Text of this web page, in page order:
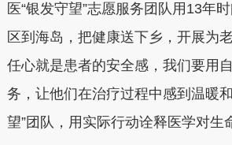
医“银发守望”志愿服务团队用13年
区到海岛，把健康送下乡，开展为
任心就是患者的安全感，我们要用
务，让他们在治疗过程中感到温暖
望”团队，用实际行动诠释医学对生